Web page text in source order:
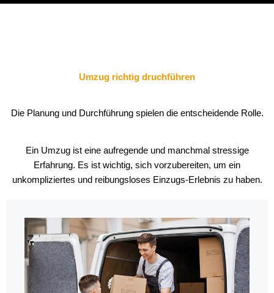
Umzug richtig druchführen
Die Planung und Durchführung spielen die entscheidende Rolle.
Ein Umzug ist eine aufregende und manchmal stressige
Erfahrung. Es ist wichtig, sich vorzubereiten, um ein
unkompliziertes und reibungsloses Einzugs-Erlebnis zu haben.